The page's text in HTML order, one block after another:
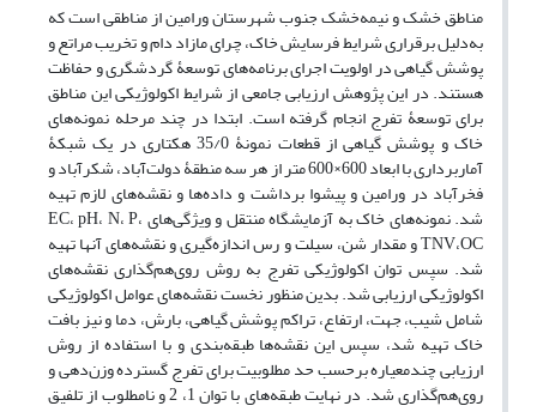
مناطق خشک و نیمه‌خشک جنوب شهرستان ورامین از مناطقی است که
به‌دلیل برقراری شرایط فرسایش خاک، چرای مازاد دام و تخریب مراتع و
پوشش گیاهی در اولویت اجرای برنامه‌های توسعۀ گردشگری و حفاظت
هستند. در این پژوهش ارزیابی جامعی از شرایط اکولوژیکی این مناطق
برای توسعۀ تفرج انجام گرفته است. ابتدا در چند مرحله نمونه‌های
خاک و پوشش گیاهی از قطعات نمونۀ 35/0 هکتاری در یک شبکۀ
آماربرداری با ابعاد 600×600 متر از هر سه منطقۀ دولت‌آباد، شکرآباد و
فخرآباد در ورامین و پیشوا برداشت و داده‌ها و نقشه‌های لازم تهیه
شد. نمونه‌های خاک به آزمایشگاه منتقل و ویژگی‌های EC، pH، N، P،
TNV،‌‌OC و مقدار شن، سیلت و رس اندازه‌گیری و نقشه‌های آنها تهیه
شد. سپس توان اکولوژیکی تفرج به روش روی‌هم‌گذاری نقشه‌های
اکولوژیکی ارزیابی شد. بدین منظور نخست نقشه‌های عوامل اکولوژیکی
شامل شیب، جهت، ارتفاع، تراکم پوشش گیاهی، بارش، دما و نیز بافت
خاک تهیه شد، سپس این نقشه‌ها طبقه‌بندی و با استفاده از روش
ارزیابی چندمعیاره برحسب حد مطلوبیت برای تفرج گسترده وزن‌دهی و
روی‌هم‌گذاری شد. در نهایت طبقه‌های با توان 1، 2 و نامطلوب از تلفیق